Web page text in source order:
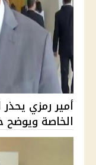
أمير رمزي
الخاصة ويوضح